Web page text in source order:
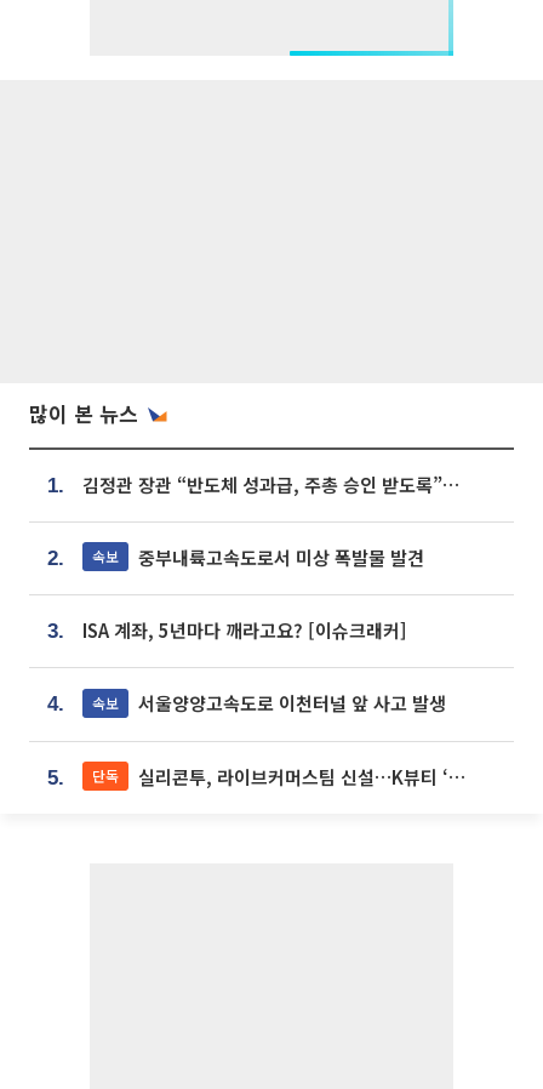
많이 본 뉴스
1. 김정관 장관 “반도체 성과급, 주총 승인 받도록”…상법·자본시장법 개정 시사
2. 속보 중부내륙고속도로서 미상 폭발물 발견
3. ISA 계좌, 5년마다 깨라고요? [이슈크래커]
4. 속보 서울양양고속도로 이천터널 앞 사고 발생
5. 단독 실리콘투, 라이브커머스팀 신설…K뷰티 ‘글로벌 판매망’ 확대[K뷰티 라방戰]